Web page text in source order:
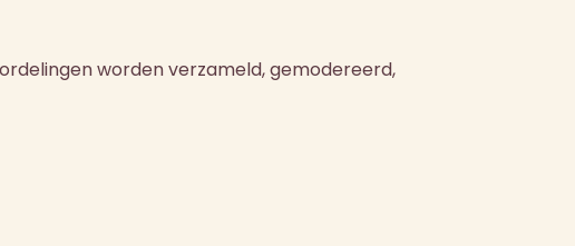
worden verzameld, gemodereerd,